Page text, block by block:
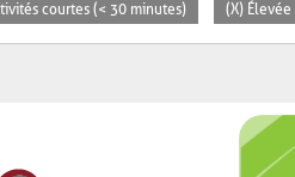
courtes (< 30 minutes) (X) Élevée